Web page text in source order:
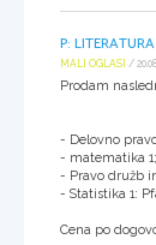
P:
MALI OGLASI /
Prodam
- Delovno
- matematika
- Pravo družb
- Statistika 1:
Cena po